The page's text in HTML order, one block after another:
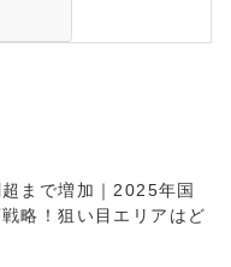
まで増加｜2025年国
略！狙い目エリアはど